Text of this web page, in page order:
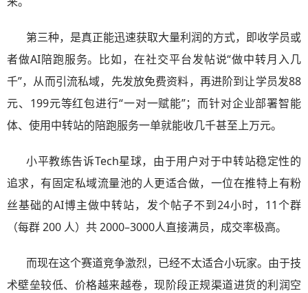
第三种，是真正能迅速获取大量利润的方式，即收学员或
者做AI陪跑服务。比如，在社交平台发帖说“做中转月入几
千”，从而引流私域，先发放免费资料，再进阶到让学员发88
元、199元等红包进行“一对一赋能”；而针对企业部署智能
体、使用中转站的陪跑服务一单就能收几千甚至上万元。
小平教练告诉Tech星球，由于用户对于中转站稳定性的
追求，有固定私域流量池的人更适合做，一位在推特上有粉
丝基础的AI博主做中转站，发个帖子不到24小时，11个群
（每群 200 人）共 2000–3000人直接满员，成交率极高。
而现在这个赛道竞争激烈，已经不太适合小玩家。由于技
术壁垒较低、价格越来越卷，现阶段正规渠道进货的利润空